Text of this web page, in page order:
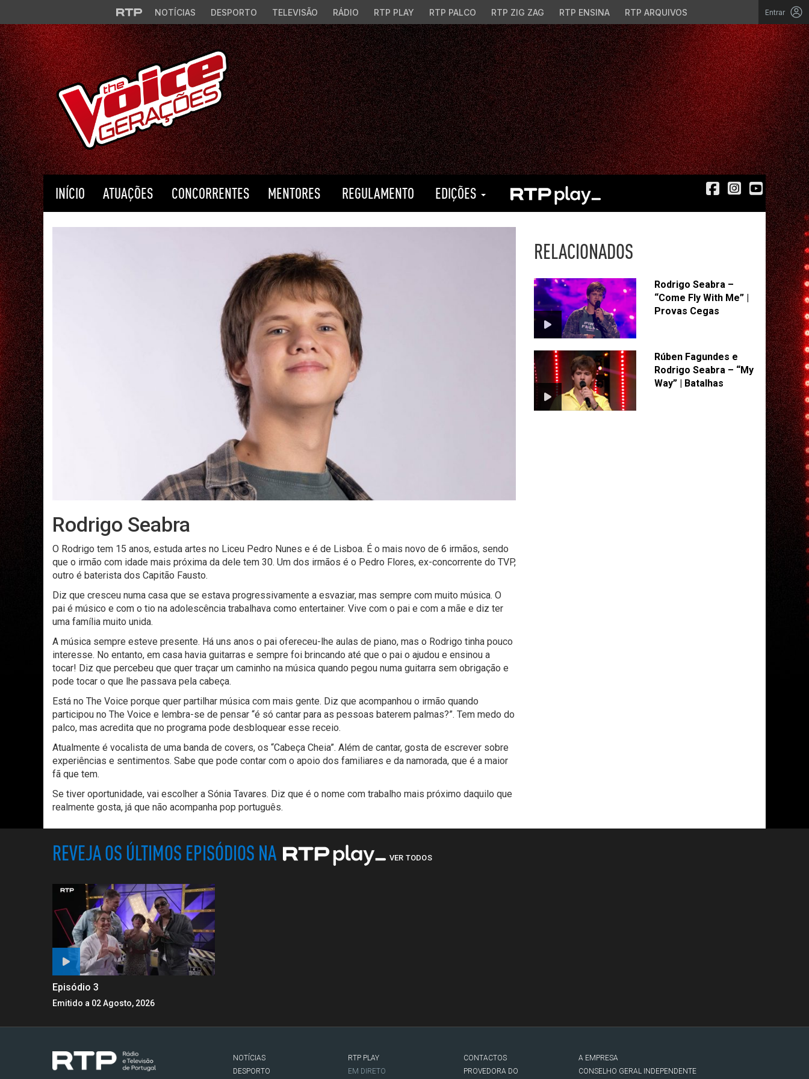
Saltar para o conteúdo principal
NOTÍCIAS DESPORTO TELEVISÃO RÁDIO RTP PLAY RTP PALCO RTP ZIG ZAG RTP ENSINA RTP ARQUIVOS Entrar
INÍCIO ATUAÇÕES CONCORRENTES MENTORES REGULAMENTO EDIÇÕES
Rodrigo Seabra
O Rodrigo tem 15 anos, estuda artes no Liceu Pedro Nunes e é de Lisboa. É o mais novo de 6 irmãos, sendo
que o irmão com idade mais próxima da dele tem 30. Um dos irmãos é o Pedro Flores, ex-concorrente do TVP,
outro é baterista dos Capitão Fausto.
Diz que cresceu numa casa que se estava progressivamente a esvaziar, mas sempre com muito música. O
pai é músico e com o tio na adolescência trabalhava como entertainer. Vive com o pai e com a mãe e diz ter
uma família muito unida.
A música sempre esteve presente. Há uns anos o pai ofereceu-lhe aulas de piano, mas o Rodrigo tinha pouco
interesse. No entanto, em casa havia guitarras e sempre foi brincando até que o pai o ajudou e ensinou a
tocar! Diz que percebeu que quer traçar um caminho na música quando pegou numa guitarra sem obrigação e
pode tocar o que lhe passava pela cabeça.
Está no The Voice porque quer partilhar música com mais gente. Diz que acompanhou o irmão quando
participou no The Voice e lembra-se de pensar “é só cantar para as pessoas baterem palmas?”. Tem medo do
palco, mas acredita que no programa pode desbloquear esse receio.
Atualmente é vocalista de uma banda de covers, os “Cabeça Cheia”. Além de cantar, gosta de escrever sobre
experiências e sentimentos. Sabe que pode contar com o apoio dos familiares e da namorada, que é a maior
fã que tem.
Se tiver oportunidade, vai escolher a Sónia Tavares. Diz que é o nome com trabalho mais próximo daquilo que
realmente gosta, já que não acompanha pop português.
RELACIONADOS
Rodrigo Seabra –
“Come Fly With Me” |
Provas Cegas
Rúben Fagundes e
Rodrigo Seabra – “My
Way” | Batalhas
REVEJA OS ÚLTIMOS EPISÓDIOS NA VER TODOS
Episódio 3
Emitido a 02 Agosto, 2026
NOTÍCIAS
DESPORTO
RTP PLAY
EM DIRETO
CONTACTOS
PROVEDORA DO
A EMPRESA
CONSELHO GERAL INDEPENDENTE